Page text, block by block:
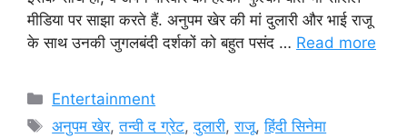
मीडिया पर साझा करते हैं. अनुपम खेर की मां दुलारी और भाई राजू
के साथ उनकी जुगलबंदी दर्शकों को बहुत पसंद … Read more
Categories
Entertainment
Tags
अनुपम खेर,तन्वी द ग्रेट,दुलारी,राजू,हिंदी सिनेमा